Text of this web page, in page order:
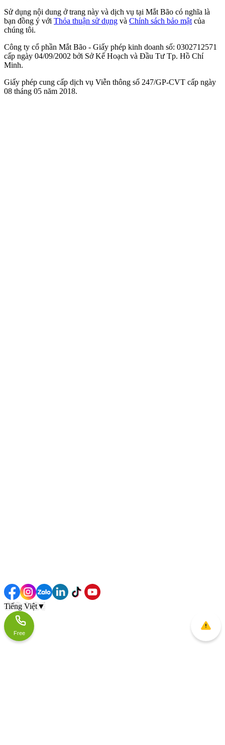
Sử dụng nội dung ở trang này và dịch vụ tại Mắt Bão có nghĩa là
bạn đồng ý với Thỏa thuận sử dụng và Chính sách bảo mật của
chúng tôi.
Công ty cổ phần Mắt Bão - Giấy phép kinh doanh số: 0302712571
cấp ngày 04/09/2002 bởi Sở Kế Hoạch và Đầu Tư Tp. Hồ Chí
Minh.
Giấy phép cung cấp dịch vụ Viễn thông số 247/GP-CVT cấp ngày
08 tháng 05 năm 2018.
Tiếng Việt▼
Free